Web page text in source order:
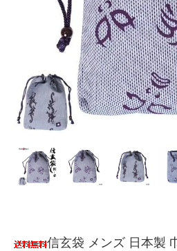
信玄袋 メンズ 日本製